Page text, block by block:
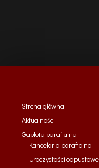
Strona główna
Aktualności
Gablota parafialna
Kancelaria parafialna
Uroczystości odpustowe